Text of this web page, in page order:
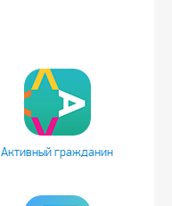
Активный гражданин